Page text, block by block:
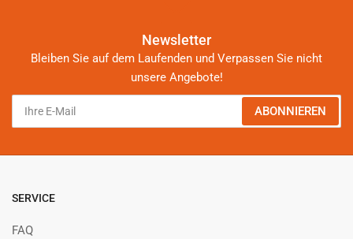
Newsletter
Bleiben Sie auf dem Laufenden und Verpassen Sie nicht
unsere Angebote!
Mail
ABONNIEREN
SERVICE
FAQ